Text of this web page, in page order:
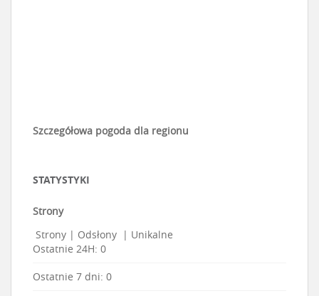
Szczegółowa pogoda dla regionu
STATYSTYKI
Strony
Strony | Odsłony | Unikalne
Ostatnie 24H: 0
Ostatnie 7 dni: 0